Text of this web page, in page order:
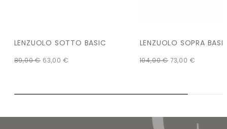
LENZUOLO SOTTO BASIC
89,00€ 63,00 €
LENZUOLO SOPRA
104,00€ 73,00 €